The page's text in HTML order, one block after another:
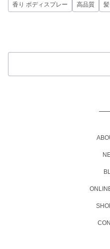
香り ボディスプレー 高品質 髪